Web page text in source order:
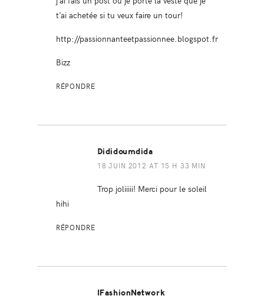
t’ai achetée si tu veux faire un tour!
http://passionnanteetpassionnee.blogspot.fr
Bizz
RÉPONDRE
Dididoumdida
18 JUIN 2012 AT 15 H 33 MIN
Trop joliiiii! Merci pour le soleil
hihi
RÉPONDRE
IFashionNetwork